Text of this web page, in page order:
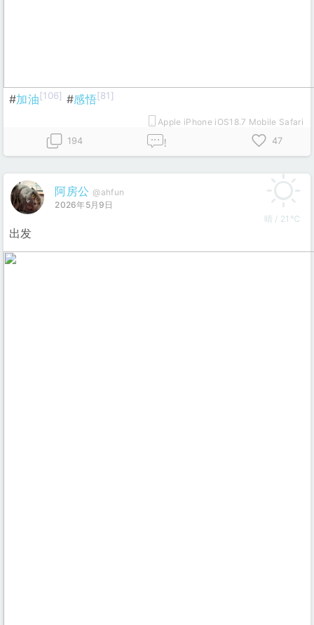
#加油[106] #感悟[81]
Apple iPhone iOS18.7 Mobile Safari
194
! 47
阿房公 @ahfun
2026年5月9日
晴 / 21℃
出发